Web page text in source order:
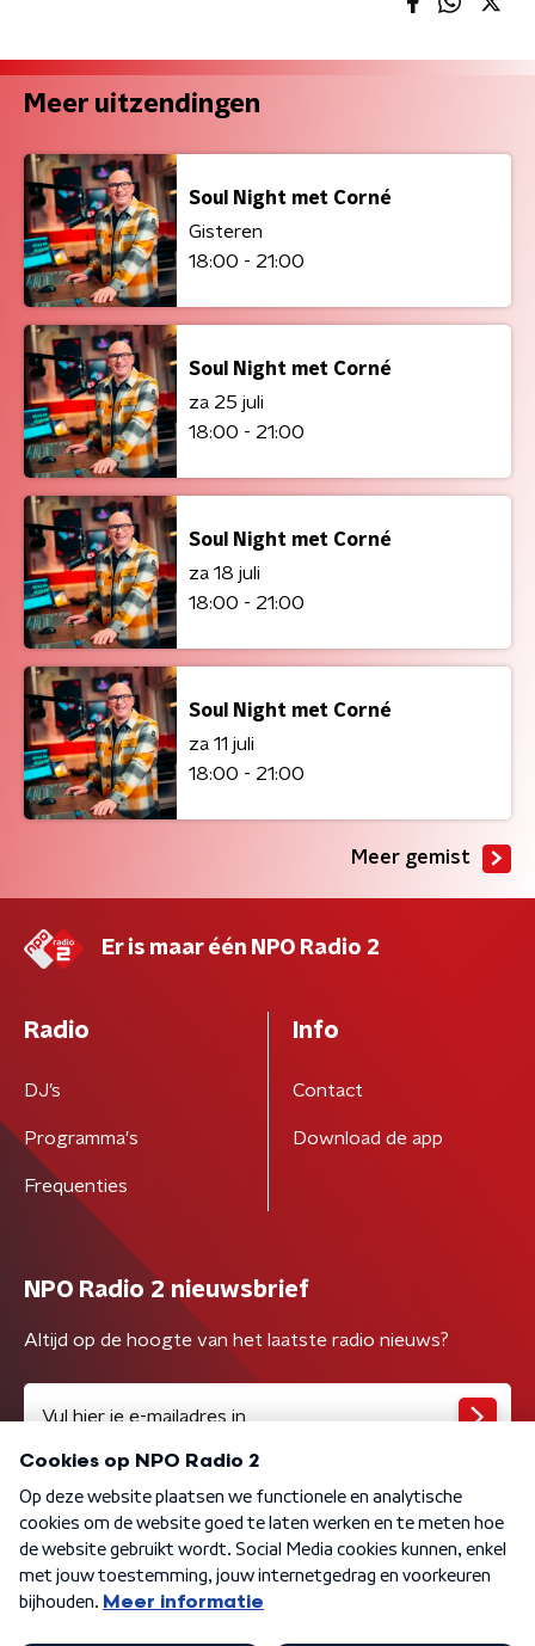
Meer uitzendingen
Soul Night met Corné
Gisteren
18:00 - 21:00
Soul Night met Corné
za 25 juli
18:00 - 21:00
Soul Night met Corné
za 18 juli
18:00 - 21:00
Soul Night met Corné
za 11 juli
18:00 - 21:00
Meer gemist
Er is maar één NPO Radio 2
Radio
DJ’s
Programma's
Frequenties
Info
Contact
Download de app
NPO Radio 2 nieuwsbrief
Altijd op de hoogte van het laatste radio nieuws?
Algemene voorwaarden